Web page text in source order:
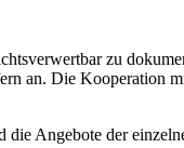
zu
an. Die Kooperation
Angebote der